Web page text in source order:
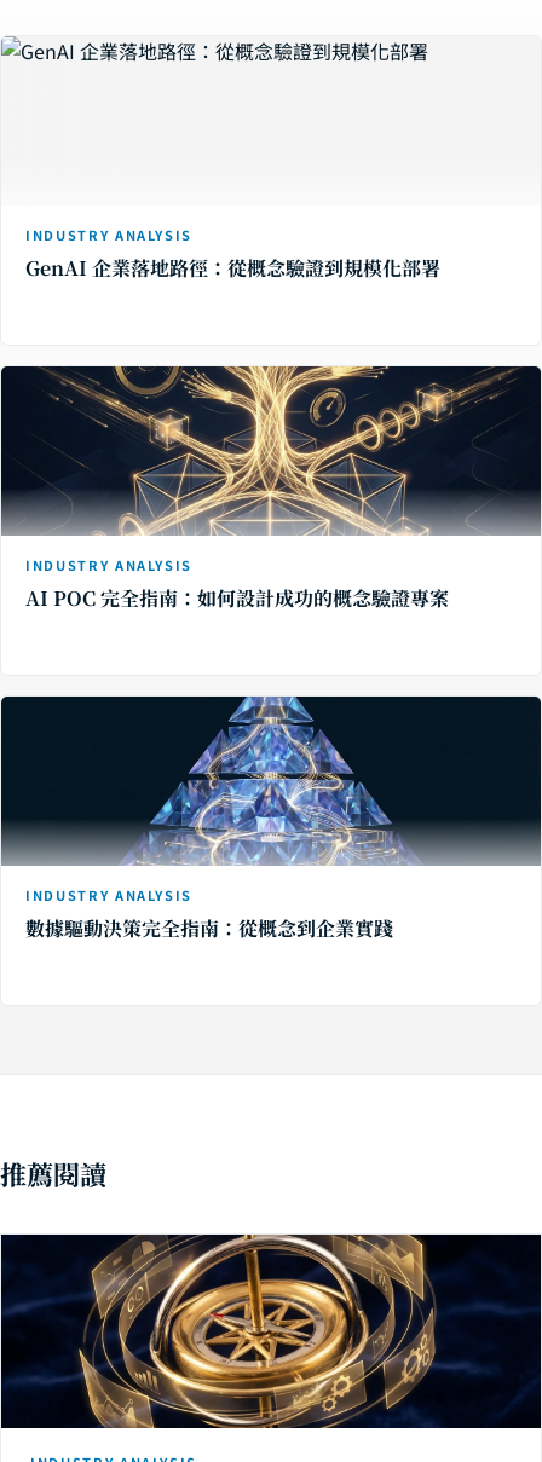
INDUSTRY ANALYSIS
GenAI 企業落地路徑：從概念驗證到規模化部署
INDUSTRY ANALYSIS
AI POC 完全指南：如何設計成功的概念驗證專案
INDUSTRY ANALYSIS
數據驅動決策完全指南：從概念到企業實踐
推薦閱讀